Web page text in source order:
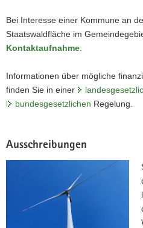
g
a
t
o
n
Bei Interesse einer Kommune an
Staatswaldfläche im
Kontaktaufnahme
Informationen über mögliche
finden Sie in einer
bundesgesetzlichen Regelung.
Ausschreibungen